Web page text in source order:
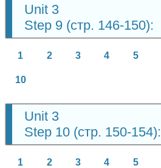
Unit 3
Step 9 (стр. 146-150):
1 2 3 4 5
10
Unit 3
Step 10 (стр. 150-154):
1 2 3 4 5